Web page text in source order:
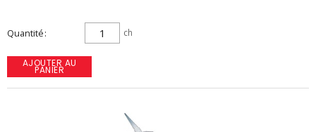
Quantité ch
AJOUTER AU
PANIER